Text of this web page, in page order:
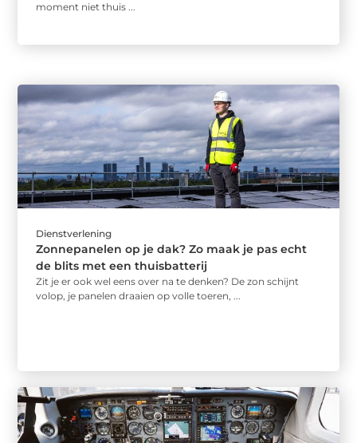
moment niet thuis ...
Dienstverlening
Zonnepanelen op je dak? Zo maak je pas echt
de blits met een thuisbatterij
Zit je er ook wel eens over na te denken? De zon schijnt
volop, je panelen draaien op volle toeren, ...